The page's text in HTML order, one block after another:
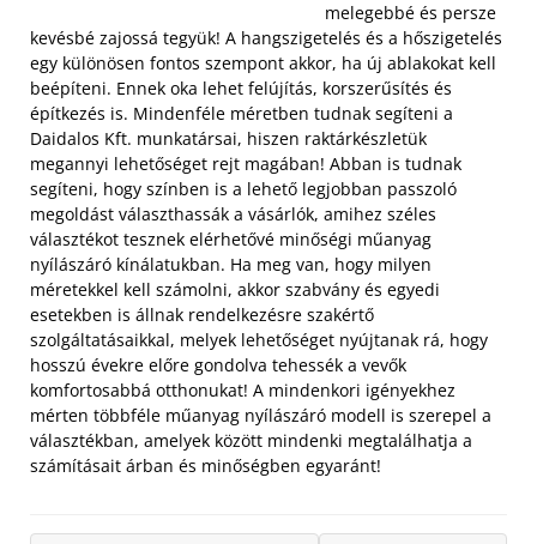
melegebbé és persze
kevésbé zajossá tegyük! A hangszigetelés és a hőszigetelés
egy különösen fontos szempont akkor, ha új ablakokat kell
beépíteni. Ennek oka lehet felújítás, korszerűsítés és
építkezés is. Mindenféle méretben tudnak segíteni a
Daidalos Kft. munkatársai, hiszen raktárkészletük
megannyi lehetőséget rejt magában! Abban is tudnak
segíteni, hogy színben is a lehető legjobban passzoló
megoldást választhassák a vásárlók, amihez széles
választékot tesznek elérhetővé minőségi műanyag
nyílászáró kínálatukban. Ha meg van, hogy milyen
méretekkel kell számolni, akkor szabvány és egyedi
esetekben is állnak rendelkezésre szakértő
szolgáltatásaikkal, melyek lehetőséget nyújtanak rá, hogy
hosszú évekre előre gondolva tehessék a vevők
komfortosabbá otthonukat! A mindenkori igényekhez
mérten többféle műanyag nyílászáró modell is szerepel a
választékban, amelyek között mindenki megtalálhatja a
számításait árban és minőségben egyaránt!